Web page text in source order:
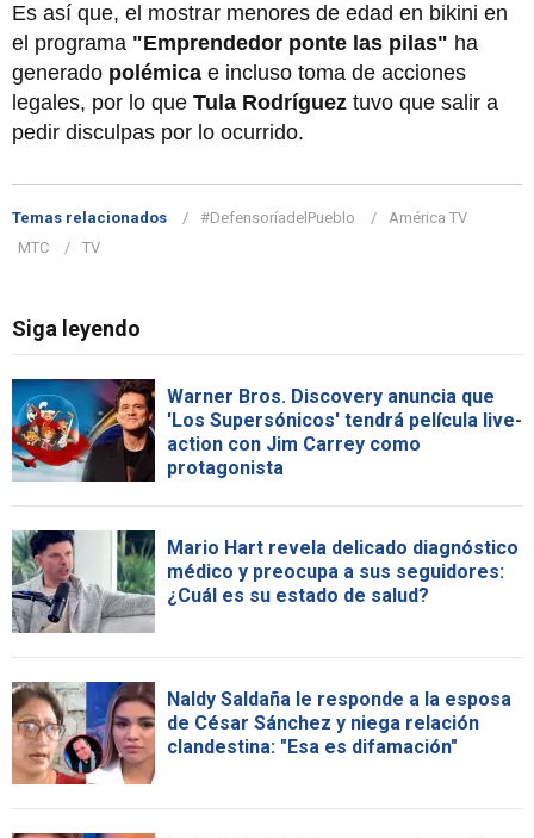
Es así que, el mostrar menores de edad en bikini en
el programa "Emprendedor ponte las pilas" ha
generado polémica e incluso toma de acciones
legales, por lo que Tula Rodríguez tuvo que salir a
pedir disculpas por lo ocurrido.
Temas relacionados #DefensoríadelPueblo
América TV
MTC
TV
Siga leyendo
Warner Bros. Discovery anuncia que
'Los Supersónicos' tendrá película live-
action con Jim Carrey como
protagonista
Mario Hart revela delicado diagnóstico
médico y preocupa a sus seguidores:
¿Cuál es su estado de salud?
Naldy Saldaña le responde a la esposa
de César Sánchez y niega relación
clandestina: "Esa es difamación"